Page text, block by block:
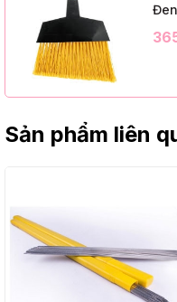
12
Sản phẩm liên